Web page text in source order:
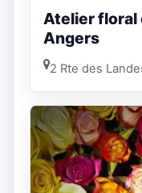
Atelier floral
Angers
2 Rte des